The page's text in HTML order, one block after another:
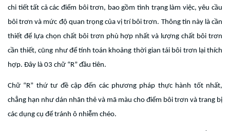
chi tiết tất cả các điểm bôi trơn, bao gồm tình trạng làm việc, yêu cầu
bôi trơn và mức độ quan trọng của vị trí bôi trơn. Thông tin này là cần
thiết để lựa chọn chất bôi trơn phù hợp nhất và lượng chất bôi trơn
cần thiết, cũng như để tính toán khoảng thời gian tái bôi trơn lại thích
hợp. Đây là 03 chữ “R” đầu tiên.
Chữ “R” thứ tư đề cập đến các phương pháp thực hành tốt nhất,
chẳng hạn như dán nhãn thẻ và mã màu cho điểm bôi trơn và trang bị
các dụng cụ để tránh ô nhiễm chéo.